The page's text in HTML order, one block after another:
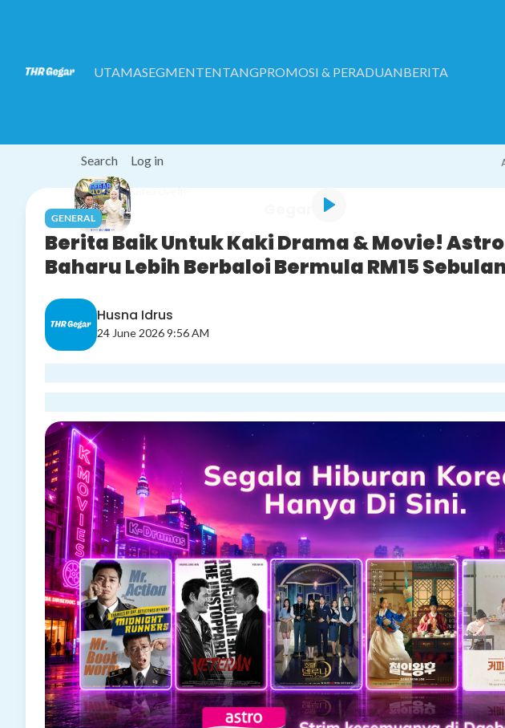
UTAMASEGMENTENTANGPROMOSI & PERADUANBERITA
Search Log in
Listen Live
Gegar 10 - 3
GENERAL
Berita Baik Untuk Kaki Drama & Movie!
Baharu Lebih Berbaloi Bermula RM15
Husna Idrus
24 June 2026 9:56 AM